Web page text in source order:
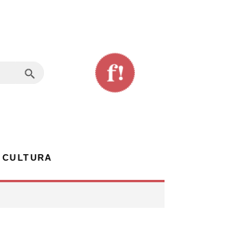
CULTURA